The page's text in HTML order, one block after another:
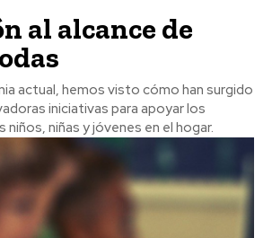
al alcance de
actual, hemos visto cómo han surgido
iniciativas para apoyar los
niños, niñas y jóvenes en el hogar.